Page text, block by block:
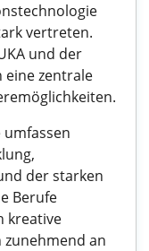
vertreten.
und der
eine zentrale
der starken
Berufe
kreative
zunehmend an